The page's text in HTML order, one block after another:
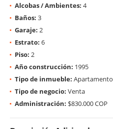
Alcobas / Ambientes: 4
Baños: 3
Garaje: 2
Estrato: 6
Piso: 2
Año construcción: 1995
Tipo de inmueble: Apartamento
Tipo de negocio: Venta
Administración: $830.000 COP